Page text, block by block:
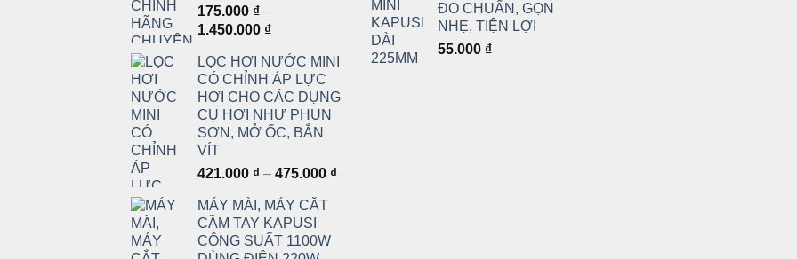
175.000 ₫ –
1.450.000 ₫Khoảng
từ
175.000 ₫
đến
1.450.000 ₫
LỌC HƠI NƯỚC MINI
CÓ CHỈNH ÁP LỰC
HƠI CHO CÁC DỤNG
CỤ HƠI NHƯ PHUN
SƠN, MỞ ỐC, BẮN
VÍT
421.000 ₫ – 475.000 ₫Khoảng
MÁY MÀI, MÁY CẮT
CẦM TAY KAPUSI
CÔNG SUẤT 1100W
ĐO CHUẨN, GỌN
NHẸ, TIỆN LỢI
55.000 ₫